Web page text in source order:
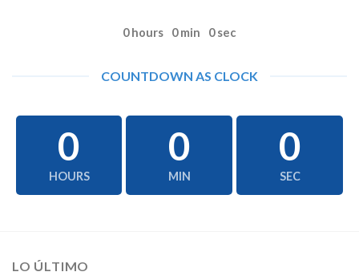
0 hours 0 min 0 sec
COUNTDOWN AS CLOCK
0
HOURS
0
MIN
0
SEC
LO ÚLTIMO